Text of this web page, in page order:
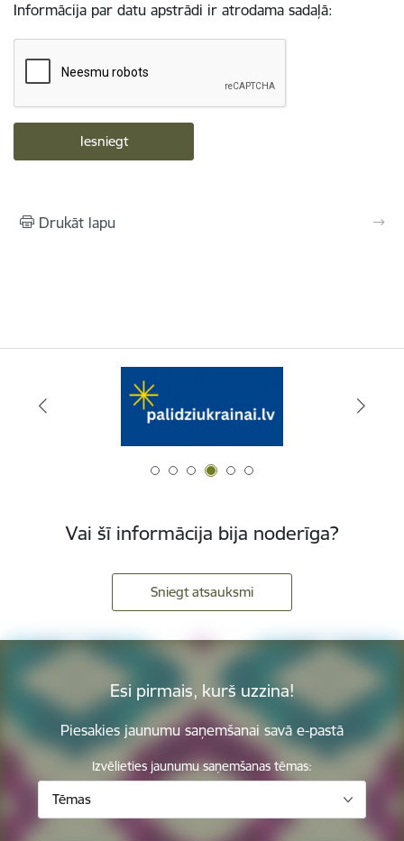
Informācija par datu apstrādi ir atrodama sadaļā:
Drukāt lapu
Vai šī informācija bija noderīga?
Sniegt atsauksmi
Esi pirmais, kurš uzzina!
Piesakies jaunumu saņemšanai savā e-pastā
Izvēlieties jaunumu saņemšanas tēmas:
Tēmas